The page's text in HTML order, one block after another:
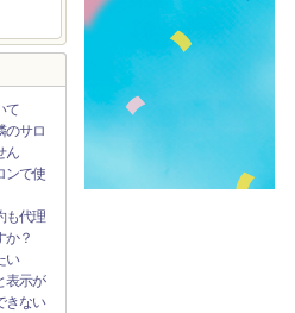
て
のサロ
ん
ンで使
も代理
か？
い
表示が
きない